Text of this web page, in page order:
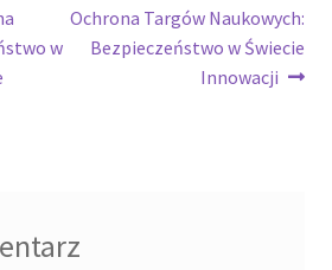
w
Następny
wpis:
Ochrona Targów Naukowych:
Bezpieczeństwo w Świecie
Innowacji